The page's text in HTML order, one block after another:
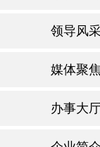
领导风
媒体聚焦
办事大